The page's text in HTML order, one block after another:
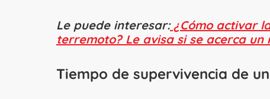
Le puede interesar:¿Cómo activar
terremoto? Le avisa si se acerca un
Tiempo de supervivencia de